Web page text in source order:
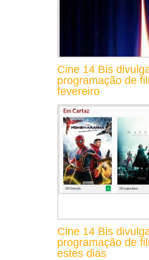
Cine 14 Bis
programação de
fevereiro
Cine 14 Bis
programação de
estes dias